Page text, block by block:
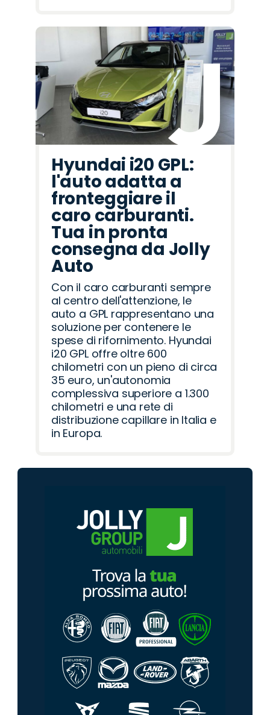
Hyundai i20 GPL:
l'auto adatta a
fronteggiare il
caro carburanti.
Tua in pronta
consegna da Jolly
Auto
Con il caro carburanti sempre
al centro dell'attenzione, le
auto a GPL rappresentano una
soluzione per contenere le
spese di rifornimento. Hyundai
i20 GPL offre oltre 600
chilometri con un pieno di circa
35 euro, un'autonomia
complessiva superiore a 1.300
chilometri e una rete di
distribuzione capillare in Italia e
in Europa.